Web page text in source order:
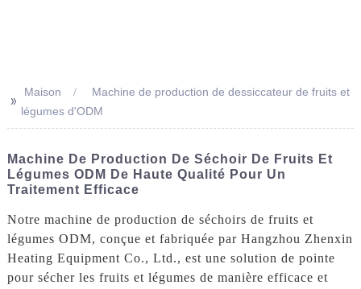
>> Maison
Machine de production de dessiccateur de fruits et
légumes d'ODM
Machine De Production De Séchoir De Fruits Et
Légumes ODM De Haute Qualité Pour Un
Traitement Efficace
Notre machine de production de séchoirs de fruits et
légumes ODM, conçue et fabriquée par Hangzhou Zhenxin
Heating Equipment Co., Ltd., est une solution de pointe
pour sécher les fruits et légumes de manière efficace et